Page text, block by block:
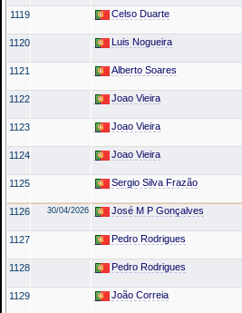
1119 Celso Duarte
1120 Luis Nogueira
1121 Alberto Soares
1122 Joao Vieira
1123 Joao Vieira
1124 Joao Vieira
1125 Sergio Silva Frazão
1126 30/04/2026 José M P Gonçalves
1127 Pedro Rodrigues
1128 Pedro Rodrigues
1129 João Correia